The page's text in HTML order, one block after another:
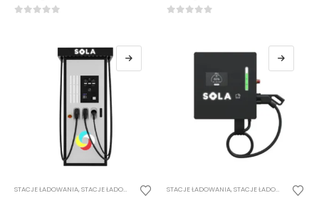
STACJE ŁADOWANIA,STACJE ŁADOWANIA DC STACJE ŁADOWANIA,STACJE ŁADOWANIA DC